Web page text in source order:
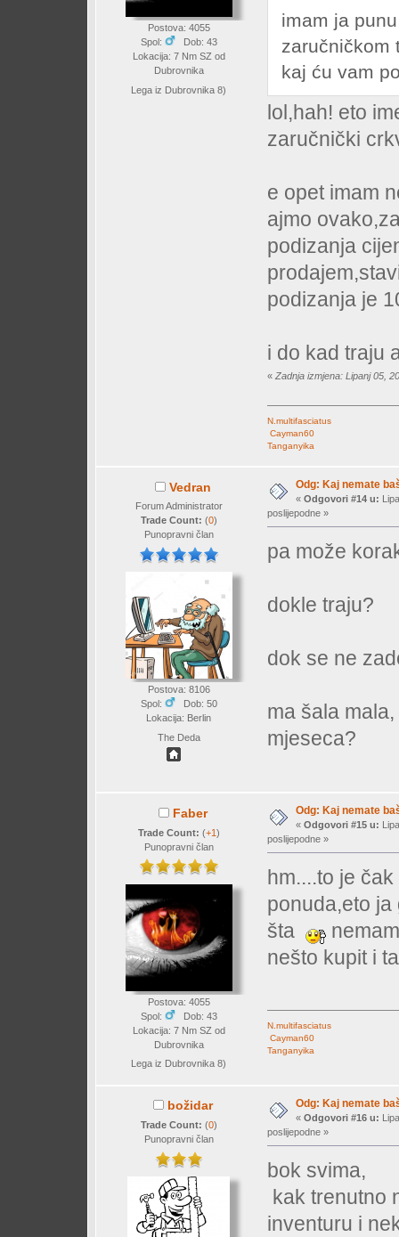
Postova: 4055
Spol:
Dob: 43
Lokacija: 7 Nm SZ od
Dubrovnika
Lega iz Dubrovnika 8)
imam ja
zaručničkom
kaj ću vam
lol,hah! eto
zaručnički
e opet imam
ajmo
podizanja
podizanja je
i do kad traju
« Zadnja izmjena: Lipanj 05,
N.multifasciatus
Cayman60
Tanganyika
Vedran
Forum Administrator
Trade Count: (0)
Punopravni član
Postova: 8106
Spol:
Dob: 50
Lokacija: Berlin
The Deda
Odg: Kaj nemate
« Odgovori #14 u:
poslijepodne »
pa može
dokle traju?
dok se ne
ma šala
mjeseca?
Faber
Trade Count: (+1)
Punopravni član
Postova: 4055
Spol:
Dob: 43
Lokacija: 7 Nm SZ od
Dubrovnika
Lega iz Dubrovnika 8)
Odg: Kaj nemate
« Odgovori #15 u:
poslijepodne »
hm....to je
ponuda,eto
šta
nešto kupit i
N.multifasciatus
Cayman60
Tanganyika
božidar
Trade Count: (0)
Punopravni član
Odg: Kaj nemate
« Odgovori #16 u:
poslijepodne »
bok svima,
kak trenutno
inventuru i